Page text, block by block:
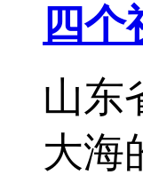
四
山东
大海